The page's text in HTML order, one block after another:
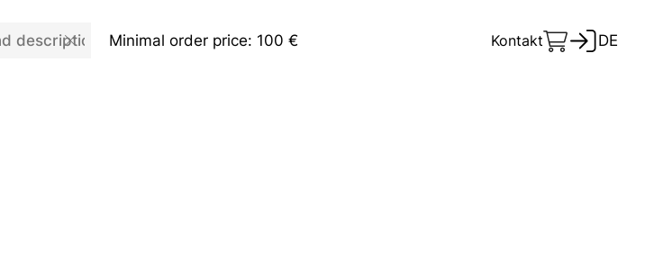
Minimal order price: 100 € Kontakt DE